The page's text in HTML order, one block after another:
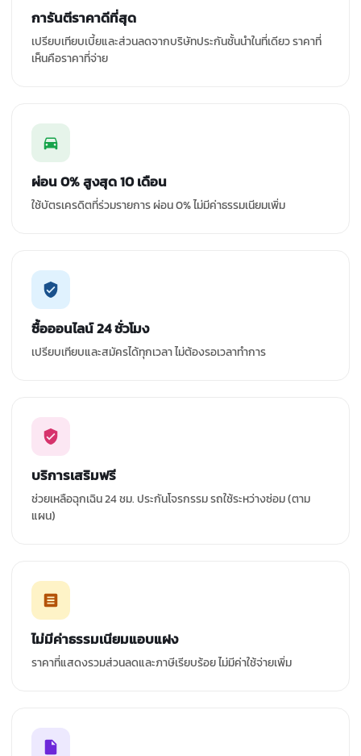
การันตีราคาดีที่สุด
เปรียบเทียบเบี้ยและส่วนลดจากบริษัทประกันชั้นนำในที่เดียว ราคาที่
เห็นคือราคาที่จ่าย
ผ่อน 0% สูงสุด 10 เดือน
ใช้บัตรเครดิตที่ร่วมรายการ ผ่อน 0% ไม่มีค่าธรรมเนียมเพิ่ม
ซื้อออนไลน์ 24 ชั่วโมง
เปรียบเทียบและสมัครได้ทุกเวลา ไม่ต้องรอเวลาทำการ
บริการเสริมฟรี
ช่วยเหลือฉุกเฉิน 24 ชม. ประกันโจรกรรม รถใช้ระหว่างซ่อม (ตาม
แผน)
ไม่มีค่าธรรมเนียมแอบแฝง
ราคาที่แสดงรวมส่วนลดและภาษีเรียบร้อย ไม่มีค่าใช้จ่ายเพิ่ม